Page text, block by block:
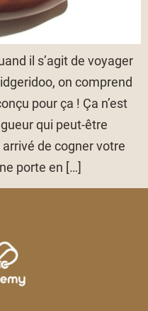
il s’agit de voyager
on comprend
pour ça ! Ça n’est
qui peut-être
de cogner votre
porte en […]